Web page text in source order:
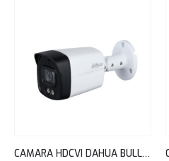
CAMARA HDCVI DAHUA BULLET 2MP FULL-COLOR ILUMIN. DUAL AUDIO MIC 2.8MM 40M IP67 HAC-HFW1239TLMN-IL-A